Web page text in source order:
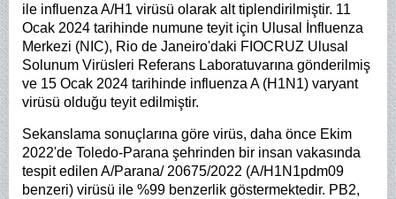
ile influenza A/H1 virüsü olarak alt tiplendirilmiştir. 11
Ocak 2024 tarihinde numune teyit için Ulusal İnfluenza
Merkezi (NIC), Rio de Janeiro'daki FIOCRUZ Ulusal
Solunum Virüsleri Referans Laboratuvarına gönderilmiş
ve 15 Ocak 2024 tarihinde influenza A (H1N1) varyant
virüsü olduğu teyit edilmiştir.
Sekanslama sonuçlarına göre virüs, daha önce Ekim
2022'de Toledo-Parana şehrinden bir insan vakasında
tespit edilen A/Parana/ 20675/2022 (A/H1N1pdm09
benzeri) virüsü ile %99 benzerlik göstermektedir. PB2,